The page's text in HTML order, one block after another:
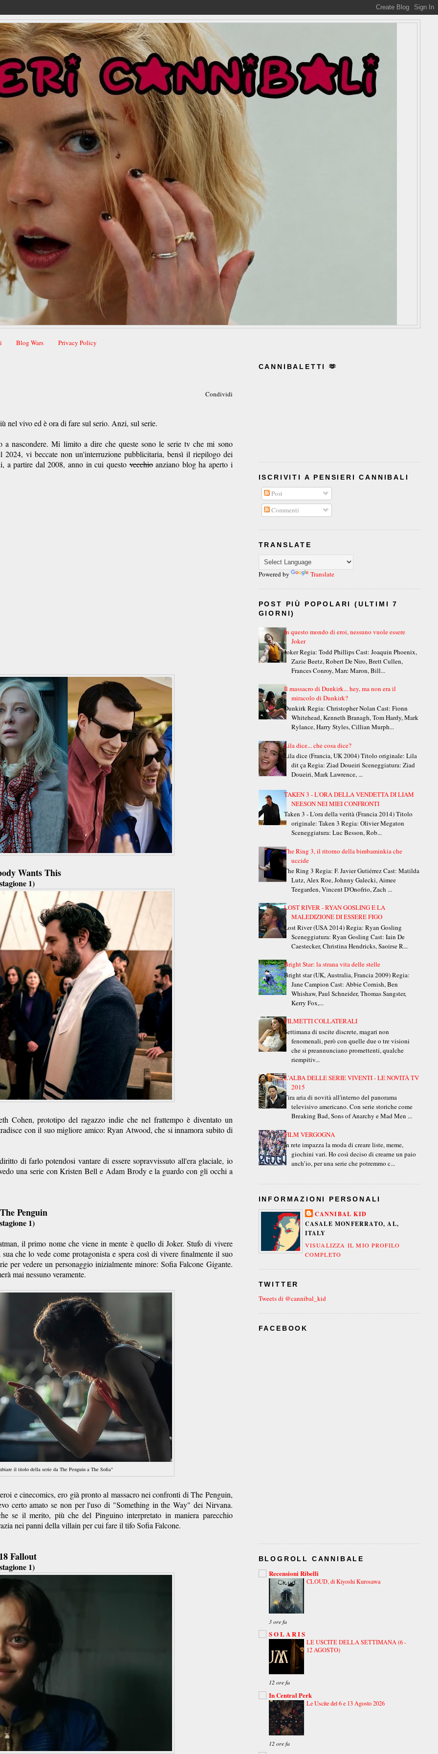
Blog Wars Privacy Policy
Condividi
nel vivo ed è ora di fare sul serio. Anzi, sul serie.
nascondere. Mi limito a dire che queste sono le serie tv che mi sono
vi beccate non un'interruzione pubblicitaria, bensì il riepilogo dei
a partire dal 2008, anno in cui questovecchioanziano blog ha aperto i
Wants This
1)
Cohen, prototipo del ragazzo indie che nel frattempo è diventato un
con il suo migliore amico: Ryan Atwood, che si innamora subito di
di farlo potendosi vantare di essere sopravvissuto all'era glaciale, io
una serie con Kristen Bell e Adam Brody e la guardo con gli occhi a
Penguin
1)
il primo nome che viene in mente è quello di Joker. Stufo di vivere
che lo vede come protagonista e spera così di vivere finalmente il suo
per vedere un personaggio inizialmente minore: Sofia Falcone Gigante.
mai nessuno veramente.
il titolo della serie da The Penguin a The Sofia"
e cinecomics, ero già pronto al massacro nei confronti di The Penguin,
certo amato se non per l'uso di "Something in the Way" dei Nirvana.
se il merito, più che del Pinguino interpretato in maniera parecchio
nei panni della villain per cui fare il tifo Sofia Falcone.
Fallout
1)
CANNIBALETTI 🫶
ISCRIVITI A PENSIERI CANNIBALI
Post
Commenti
TRANSLATE
Powered by Translate
POST PIÙ POPOLARI (ULTIMI 7
GIORNI)
In questo mondo di eroi, nessuno vuole essere
Joker
Joker Regia: Todd Phillips Cast: Joaquin Phoenix,
Zazie Beetz, Robert De Niro, Brett Cullen,
Frances Conroy, Marc Maron, Bill...
Il massacro di Dunkirk... hey, ma non era il
miracolo di Dunkirk?
Dunkirk Regia: Christopher Nolan Cast: Fionn
Whitehead, Kenneth Branagh, Tom Hardy, Mark
Rylance, Harry Styles, Cillian Murph...
Lila dice... che cosa dice?
Lila dice (Francia, UK 2004) Titolo originale: Lila
dit ça Regia: Ziad Doueiri Sceneggiatura: Ziad
Doueiri, Mark Lawrence, ...
TAKEN 3 - L'ORA DELLA VENDETTA DI LIAM
NEESON NEI MIEI CONFRONTI
Taken 3 - L'ora della verità (Francia 2014) Titolo
originale: Taken 3 Regia: Olivier Megaton
Sceneggiatura: Luc Besson, Rob...
The Ring 3, il ritorno della bimbaminkia che
uccide
The Ring 3 Regia: F. Javier Gutiérrez Cast: Matilda
Lutz, Alex Roe, Johnny Galecki, Aimee
Teegarden, Vincent D'Onofrio, Zach ...
LOST RIVER - RYAN GOSLING E LA
MALEDIZIONE DI ESSERE FIGO
Lost River (USA 2014) Regia: Ryan Gosling
Sceneggiatura: Ryan Gosling Cast: Iain De
Caestecker, Christina Hendricks, Saoirse R...
Bright Star: la strana vita delle stelle
Bright star (UK, Australia, Francia 2009) Regia:
Jane Campion Cast: Abbie Cornish, Ben
Whishaw, Paul Schneider, Thomas Sangster,
Kerry Fox,...
FILMETTI COLLATERALI
Settimana di uscite discrete, magari non
fenomenali, però con quelle due o tre visioni
che si preannunciano promettenti, qualche
riempitiv...
L'ALBA DELLE SERIE VIVENTI - LE NOVITÀ TV
2015
Tira aria di novità all'interno del panorama
televisivo americano. Con serie storiche come
Breaking Bad, Sons of Anarchy e Mad Men ...
FILM VERGOGNA
In rete impazza la moda di creare liste, meme,
giochini vari. Ho così deciso di crearne un paio
anch’io, per una serie che potremmo c...
INFORMAZIONI PERSONALI
CANNIBAL KID
CASALE MONFERRATO, AL,
ITALY
VISUALIZZA IL MIO PROFILO
COMPLETO
TWITTER
Tweets di @cannibal_kid
FACEBOOK
BLOGROLL CANNIBALE
Recensioni Ribelli
CLOUD, di Kiyoshi Kurosawa
3 ore fa
S O L A R I S
LE USCITE DELLA SETTIMANA (6 -
12 AGOSTO)
12 ore fa
In Central Perk
Le Uscite del 6 e 13 Agosto 2026
12 ore fa